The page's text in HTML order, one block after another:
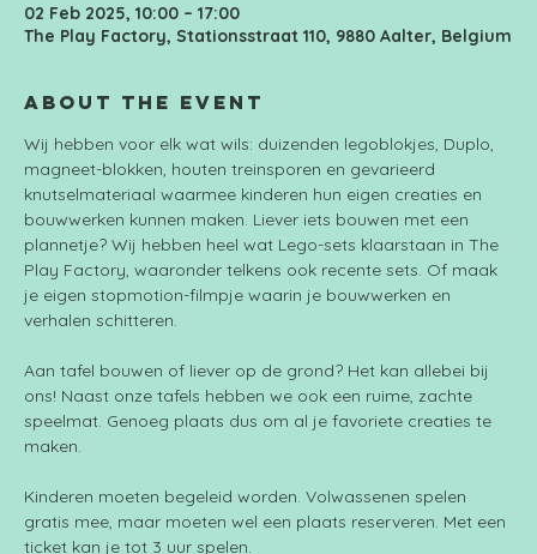
02 Feb 2025, 10:00 – 17:00
The Play Factory, Stationsstraat 110, 9880 Aalter, Belgium
About the event
Wij hebben voor elk wat wils: duizenden legoblokjes, Duplo,
magneet-blokken, houten treinsporen en gevarieerd
knutselmateriaal waarmee kinderen hun eigen creaties en
bouwwerken kunnen maken. Liever iets bouwen met een
plannetje? Wij hebben heel wat Lego-sets klaarstaan in The
Play Factory, waaronder telkens ook recente sets. Of maak
je eigen stopmotion-filmpje waarin je bouwwerken en
verhalen schitteren.
Aan tafel bouwen of liever op de grond? Het kan allebei bij
ons! Naast onze tafels hebben we ook een ruime, zachte
speelmat. Genoeg plaats dus om al je favoriete creaties te
maken.
Kinderen moeten begeleid worden. Volwassenen spelen
gratis mee, maar moeten wel een plaats reserveren. Met een
ticket kan je tot 3 uur spelen.